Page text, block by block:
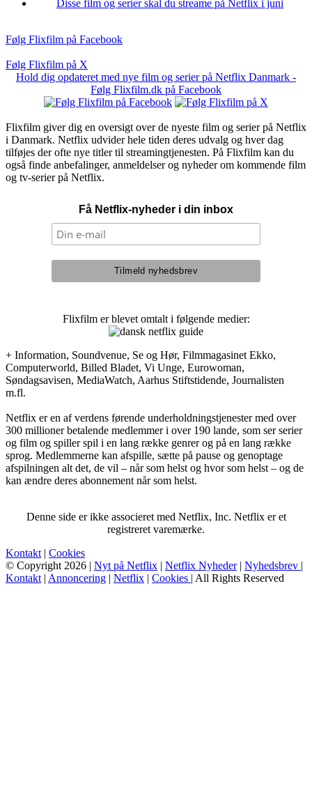
Disse film og serier skal du streame på Netflix i juni
Følg Flixfilm på Facebook
Følg Flixfilm på X
Hold dig opdateret med nye film og serier på Netflix Danmark -
Følg Flixfilm.dk på Facebook
Flixfilm giver dig en oversigt over de nyeste film og serier på Netflix
i Danmark. Netflix udvider hele tiden deres udvalg og hver dag
tilføjes der ofte nye titler til streamingtjenesten. På Flixfilm kan du
også finde anbefalinger, anmeldelser og nyheder om kommende film
og tv-serier på Netflix.
Få Netflix-nyheder i din inbox
Flixfilm er blevet omtalt i følgende medier:
+ Information, Soundvenue, Se og Hør, Filmmagasinet Ekko,
Computerworld, Billed Bladet, Vi Unge, Eurowoman,
Søndagsavisen, MediaWatch, Aarhus Stiftstidende, Journalisten
m.fl.
Netflix er en af verdens førende underholdningstjenester med over
300 millioner betalende medlemmer i over 190 lande, som ser serier
og film og spiller spil i en lang række genrer og på en lang række
sprog. Medlemmerne kan afspille, sætte på pause og genoptage
afspilningen alt det, de vil – når som helst og hvor som helst – og de
kan ændre deres abonnement når som helst.
Denne side er ikke associeret med Netflix, Inc. Netflix er et
registreret varemærke.
Kontakt | Cookies
© Copyright 2026 | Nyt på Netflix | Netflix Nyheder| Nyhedsbrev |
Kontakt | Annoncering | Netflix | Cookies | All Rights Reserved